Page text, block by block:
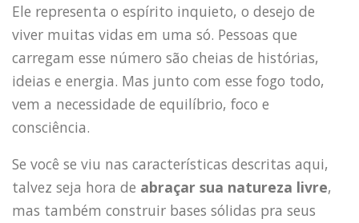
Ele representa o espírito inquieto, o desejo de
viver muitas vidas em uma só. Pessoas que
carregam esse número são cheias de histórias,
ideias e energia. Mas junto com esse fogo todo,
vem a necessidade de equilíbrio, foco e
consciência.
Se você se viu nas características descritas aqui,
talvez seja hora de abraçar sua natureza livre,
mas também construir bases sólidas pra seus